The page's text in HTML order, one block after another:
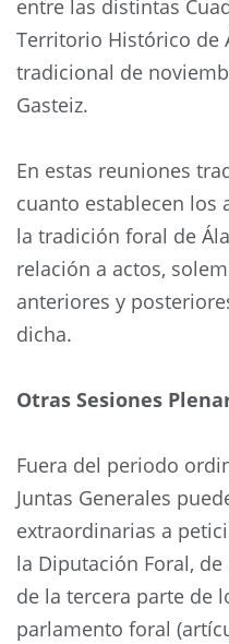
entre las distintas
Territorio Histórico de
tradicional de
Gasteiz.
En estas reuniones
cuanto establecen los
la tradición foral de
relación a actos,
anteriores y
dicha.
Otras Sesiones
Fuera del periodo
Juntas Generales
extraordinarias a
la Diputación Foral,
de la tercera parte de
parlamento foral